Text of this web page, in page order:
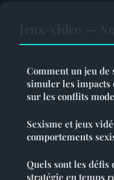
Comment un jeu
simuler les impacts
sur les conflits
Sexisme et jeux
comportements
Quels sont les défis
stratégie en temps